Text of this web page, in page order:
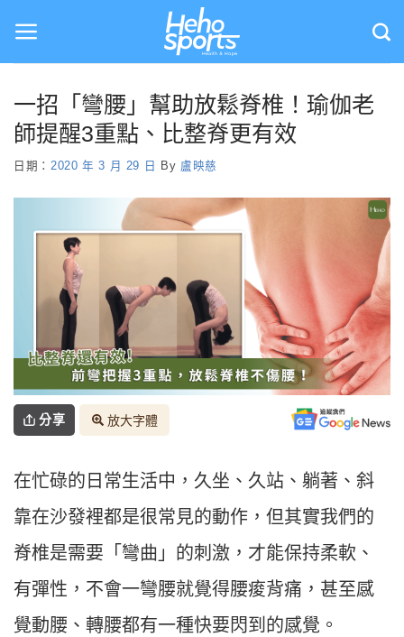
content
一招「彎腰」幫助放鬆脊椎！瑜伽老
師提醒3重點、比整脊更有效
日期： 2020 年 3 月 29 日 By 盧映慈
分享 放大字體
在忙碌的日常生活中，久坐、久站、躺著、斜
靠在沙發裡都是很常見的動作，但其實我們的
脊椎是需要「彎曲」的刺激，才能保持柔軟、
有彈性，不會一彎腰就覺得腰痠背痛，甚至感
覺動腰、轉腰都有一種快要閃到的感覺。